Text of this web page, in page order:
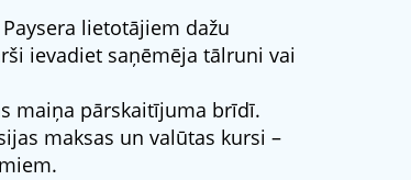
lietotājiem dažu
ievadiet saņēmēja tālruni vai
maiņa pārskaitījuma brīdī.
maksas un valūtas kursi –